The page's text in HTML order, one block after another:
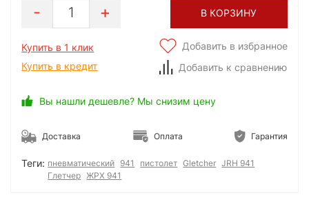
1 В КОРЗИНУ
Купить в 1 клик
Купить в кредит
Добавить в избранное
Добавить к сравнению
Вы нашли дешевле? Мы снизим цену
Доставка Оплата Гарантия
Теги: пневматический 941 пистолет Gletcher JRH 941
Глетчер ЖРХ 941